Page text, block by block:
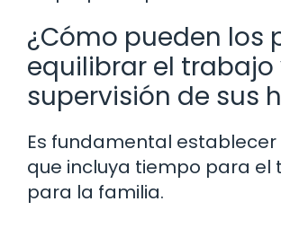
¿Cómo pueden los
equilibrar el trabajo
supervisión de sus
Es fundamental establecer
que incluya tiempo para el
para la familia.